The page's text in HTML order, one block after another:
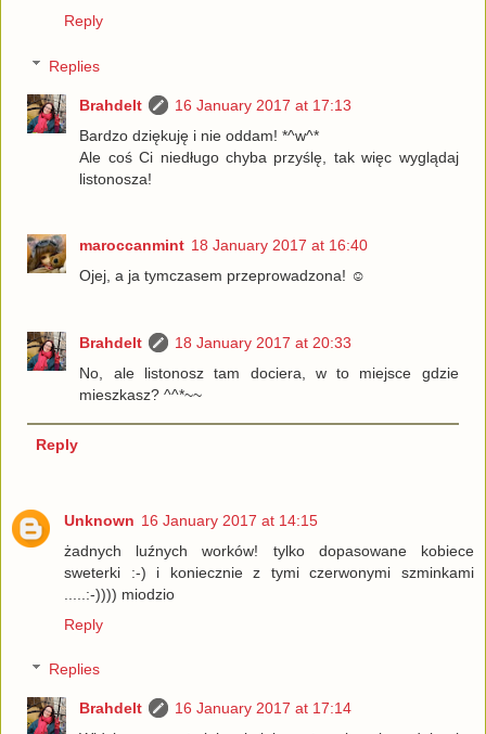
Reply
Replies
Brahdelt
16 January 2017 at 17:13
Bardzo dziękuję i nie oddam! *^w^*
Ale coś Ci niedługo chyba przyślę, tak więc wyglądaj
listonosza!
maroccanmint 18 January 2017 at 16:40
Ojej, a ja tymczasem przeprowadzona! ☺
Brahdelt
18 January 2017 at 20:33
No, ale listonosz tam dociera, w to miejsce gdzie
mieszkasz? ^^*~~
Reply
Unknown 16 January 2017 at 14:15
żadnych luźnych worków! tylko dopasowane kobiece
sweterki :-) i koniecznie z tymi czerwonymi szminkami
.....:-)))) miodzio
Reply
Replies
Brahdelt
16 January 2017 at 17:14